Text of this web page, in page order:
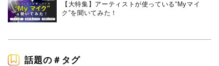
【大特集】アーティストが使っている“Myマイ
ク”を聞いてみた！
話題の＃タグ